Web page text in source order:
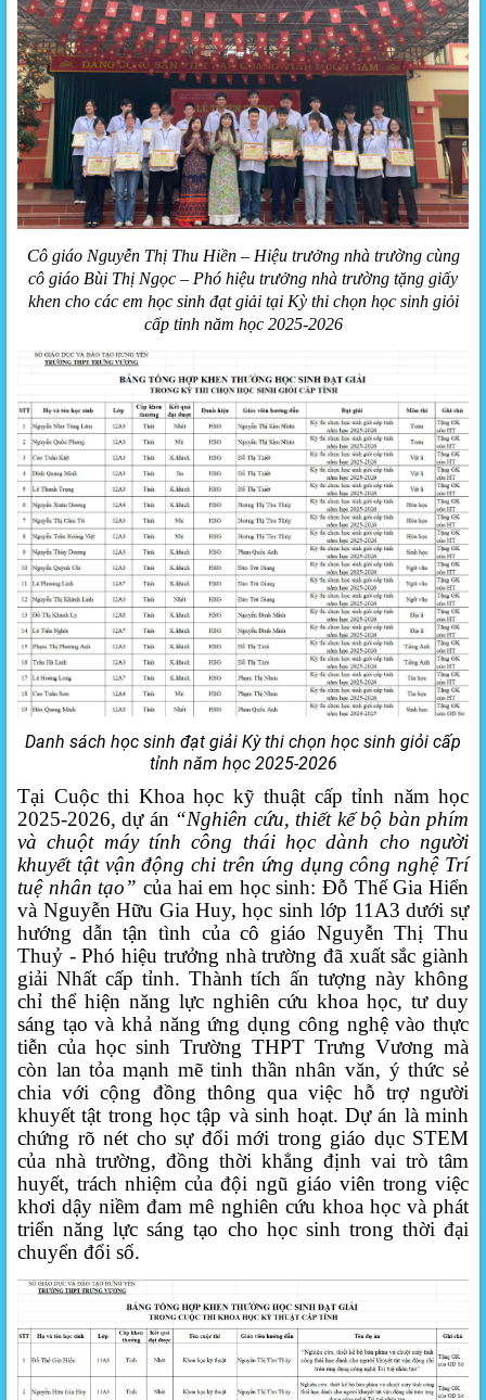
Cô giáo Nguyễn Thị Thu Hiền – Hiệu trưởng nhà trường cùng
cô giáo Bùi Thị Ngọc – Phó hiệu trưởng nhà trường tặng giấy
khen cho các em học sinh đạt giải tại Kỳ thi chọn học sinh giỏi
cấp tỉnh năm học 2025-2026
Danh sách học sinh đạt giải Kỳ thi chọn học sinh giỏi cấp
tỉnh năm học 2025-2026
Tại Cuộc thi Khoa học kỹ thuật cấp tỉnh năm học
2025-2026, dự án “Nghiên cứu, thiết kế bộ bàn phím
và chuột máy tính công thái học dành cho người
khuyết tật vận động chi trên ứng dụng công nghệ Trí
tuệ nhân tạo” của hai em học sinh: Đỗ Thế Gia Hiển
và Nguyễn Hữu Gia Huy, học sinh lớp 11A3 dưới sự
hướng dẫn tận tình của cô giáo Nguyễn Thị Thu
Thuỷ - Phó hiệu trưởng nhà trường đã xuất sắc giành
giải Nhất cấp tỉnh. Thành tích ấn tượng này không
chỉ thể hiện năng lực nghiên cứu khoa học, tư duy
sáng tạo và khả năng ứng dụng công nghệ vào thực
tiễn của học sinh Trường THPT Trưng Vương mà
còn lan tỏa mạnh mẽ tinh thần nhân văn, ý thức sẻ
chia với cộng đồng thông qua việc hỗ trợ người
khuyết tật trong học tập và sinh hoạt. Dự án là minh
chứng rõ nét cho sự đổi mới trong giáo dục STEM
của nhà trường, đồng thời khẳng định vai trò tâm
huyết, trách nhiệm của đội ngũ giáo viên trong việc
khơi dậy niềm đam mê nghiên cứu khoa học và phát
triển năng lực sáng tạo cho học sinh trong thời đại
chuyển đổi số.